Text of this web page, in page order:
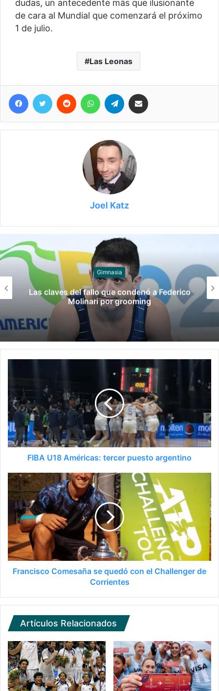
dudas, un antecedente más que ilusionante
de cara al Mundial que comenzará el próximo
1 de julio.
Las Leonas
Facebook
Twitter Reddit WhatsAppTelegram
Joel Katz
Juegos
Late el Sur: la canción de los Juegos
Suramericanos compuesta por mujeres
FIBA U18 Américas: tercer puesto argentino
Francisco Comesaña se quedó con el Challenger de
Corrientes
Artículos Relacionados